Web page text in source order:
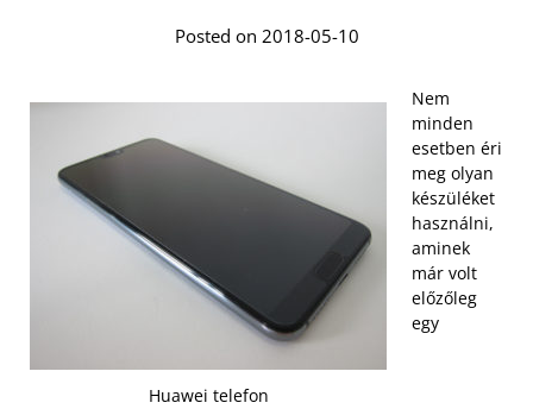
Posted on 2018-05-10
Huawei telefon
Nem
minden
esetben éri
meg olyan
készüléket
használni,
aminek
már volt
előzőleg
egy